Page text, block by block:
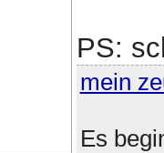
PS:
mein
Es